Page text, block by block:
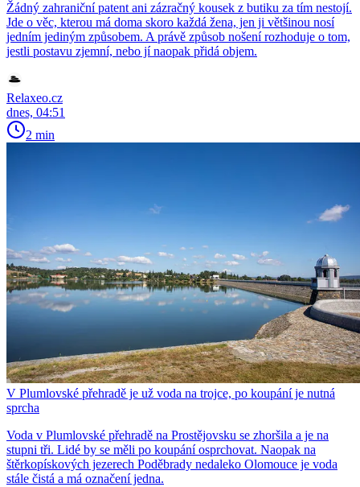
Žádný zahraniční patent ani zázračný kousek z butiku za tím nestojí.
Jde o věc, kterou má doma skoro každá žena, jen ji většinou nosí
jedním jediným způsobem. A právě způsob nošení rozhoduje o tom,
jestli postavu zjemní, nebo jí naopak přidá objem.
Relaxeo.cz
dnes, 04:51
2 min
V Plumlovské přehradě je už voda na trojce, po koupání je nutná
sprcha
Voda v Plumlovské přehradě na Prostějovsku se zhoršila a je na
stupni tři. Lidé by se měli po koupání osprchovat. Naopak na
štěrkopískových jezerech Poděbrady nedaleko Olomouce je voda
stále čistá a má označení jedna.